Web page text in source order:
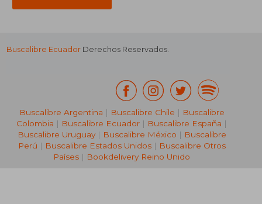
Buscalibre Ecuador Derechos Reservados.
Buscalibre Argentina | Buscalibre Chile | Buscalibre
Colombia | Buscalibre Ecuador | Buscalibre España |
Buscalibre Uruguay| Buscalibre México | Buscalibre
Perú | Buscalibre Estados Unidos| Buscalibre Otros
Países | Bookdelivery Reino Unido